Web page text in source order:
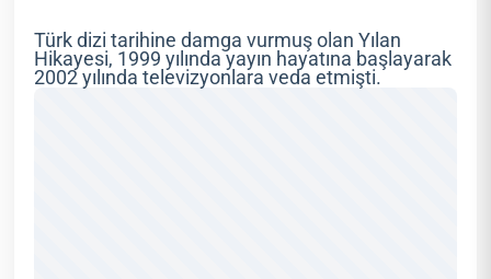
Türk dizi tarihine damga vurmuş olan Yılan
Hikayesi, 1999 yılında yayın hayatına başlayarak
2002 yılında televizyonlara veda etmişti.